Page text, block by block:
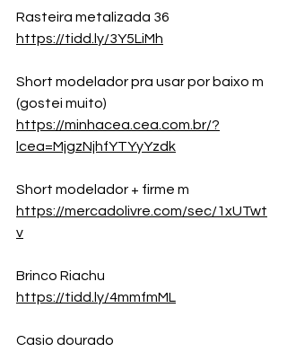
Rasteira metalizada 36
https://tidd.ly/3Y5LiMh
Short modelador pra usar por baixo m
(gostei muito)
https://minhacea.cea.com.br/?
lcea=MjgzNjhfYTYyYzdk
Short modelador + firme m
https://mercadolivre.com/sec/1xUTwt
v
Brinco Riachu
https://tidd.ly/4mmfmML
Casio dourado